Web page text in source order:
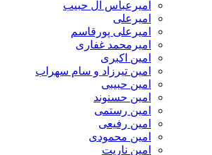
امیرعباس آل حبیب
امیرعلی
امیرعلی پورقاسم
امیرمحمد غفاری
امین اکبری
امین تیرزاد و سام سهراب
امین حبیبی
امین حسنوند
امین رستمی
امین رفیعی
امین محمودی
امین ناریت